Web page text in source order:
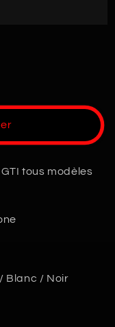
tous modèles
Blanc / Noir